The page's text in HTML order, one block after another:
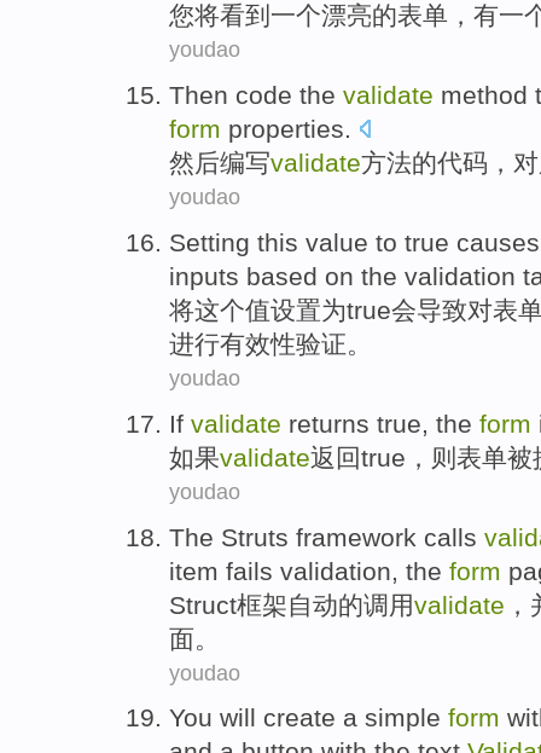
您将看到 一个漂亮的表单 ， 有一
youdao
Then code the validate method
form properties.
然后编写validate方法的代码 ，对
youdao
Setting this value to true causes
inputs based on the validation
将这个值设置为true会导致对表
进行有效性验证。
youdao
If validate returns true, the form
如果validate返回true ，则 表单被
youdao
The Struts framework calls
item fails validation , the form
Struct框架自动的调用validate ，
面 。
youdao
You will create a simple form